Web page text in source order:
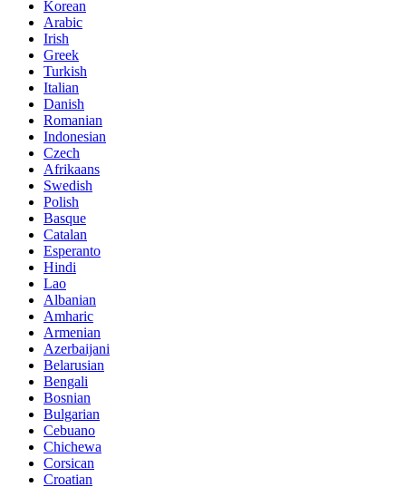
Korean
Arabic
Irish
Greek
Turkish
Italian
Danish
Romanian
Indonesian
Czech
Afrikaans
Swedish
Polish
Basque
Catalan
Esperanto
Hindi
Lao
Albanian
Amharic
Armenian
Azerbaijani
Belarusian
Bengali
Bosnian
Bulgarian
Cebuano
Chichewa
Corsican
Croatian